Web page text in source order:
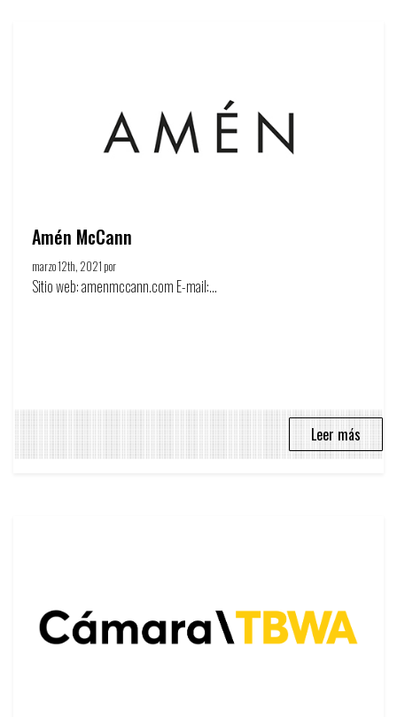
Amén McCann
marzo 12th, 2021 por
Sitio web: amenmccann.com E-mail:...
Leer más